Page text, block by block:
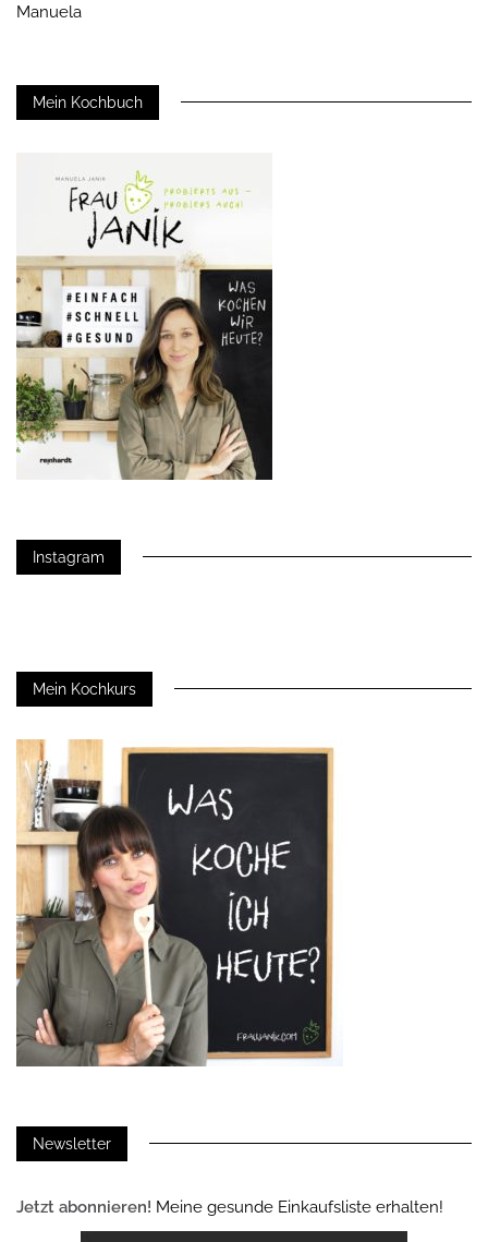
Manuela
Mein Kochbuch
Instagram
Mein Kochkurs
Newsletter
Jetzt abonnieren! Meine gesunde Einkaufsliste erhalten!